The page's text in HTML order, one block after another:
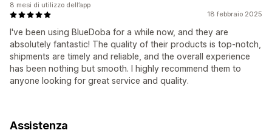
18 febbraio 2025
I've been using BlueDoba for a while now, and they are
absolutely fantastic! The quality of their products is top-notch,
shipments are timely and reliable, and the overall experience
has been nothing but smooth. I highly recommend them to
anyone looking for great service and quality.
8 mesi di utilizzo dell’app
Assistenza